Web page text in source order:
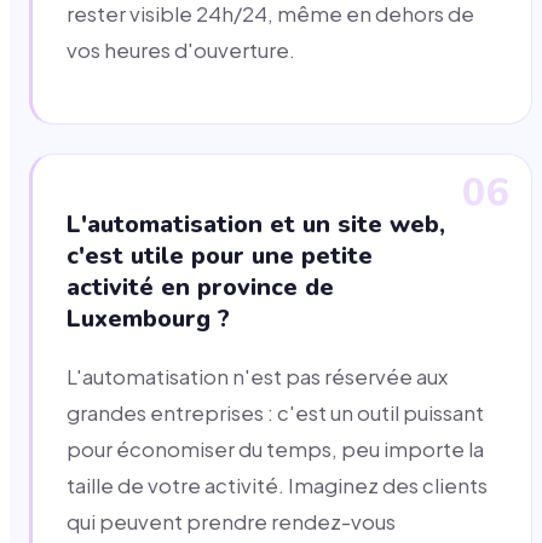
rester visible 24h/24, même en dehors de
vos heures d'ouverture.
06
L'automatisation et un site web,
c'est utile pour une petite
activité en province de
Luxembourg ?
L'automatisation n'est pas réservée aux
grandes entreprises : c'est un outil puissant
pour économiser du temps, peu importe la
taille de votre activité. Imaginez des clients
qui peuvent prendre rendez-vous